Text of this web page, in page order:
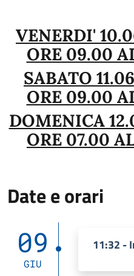
VENERDI'
ORE 09.00
SABATO
ORE 09.00
DOMENICA
ORE 07.00
Date e orari
09
GIU
11:32 -